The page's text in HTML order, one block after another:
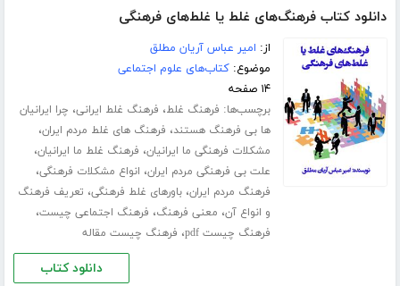
دانلود کتاب فرهنگ‌های غلط یا غلط‌های فرهنگی
از: امیر عباس آریان مطلق
موضوع:کتاب‌های علوم اجتماعی
۱۴ صفحه
برچسب‌ها: فرهنگ غلط، فرهنگ غلط ایرانی، چرا ایرانیان
ها بی فرهنگ هستند، فرهنگ های غلط مردم ایران،
مشکلات فرهنگی ما ایرانیان، فرهنگ غلط ما ایرانیان،
علت بی فرهنگی مردم ایران، انواع مشکلات فرهنگی،
فرهنگ مردم ایران،باورهای غلط فرهنگی، تعریف فرهنگ
و انواع آن، معنی فرهنگ، فرهنگ اجتماعی چیست،
فرهنگ چیست pdf ، فرهنگ چیست مقاله
دانلود کتاب